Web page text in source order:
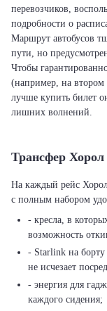
перевозчиков,
подробности о
Маршрут автобусов
пути, но
Чтобы
(например, на втором
лучше купить билет
лишних волнений.
Трансфер
На каждый рейс
с полным набором
- кресла, в
возможность
- Starlink на
не исчезает
- энергия для
каждого сидения;